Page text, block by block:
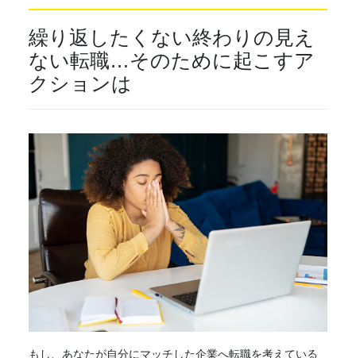
繰り返したくない終わりの見え
ない転職…そのために起こすア
クションは
もし、あなたが自分にマッチした企業へ転職を考えている